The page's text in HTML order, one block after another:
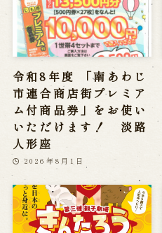
令和8年度 「南あわじ
市連合商店街プレミア
ム付商品券」をお使い
いただけます！ 淡路
人形座
2026年8月1日